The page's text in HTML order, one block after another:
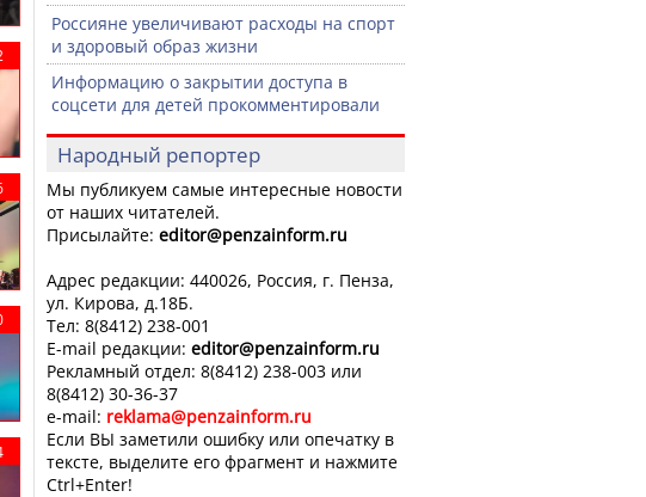
Россияне увеличивают расходы на спорт
и здоровый образ жизни
Информацию о закрытии доступа в
соцсети для детей прокомментировали
Народный репортер
Мы публикуем самые интересные новости
от наших читателей.
Присылайте: editor@penzainform.ru
Адрес редакции: 440026, Россия, г. Пенза,
ул. Кирова, д.18Б.
Тел: 8(8412) 238-001
E-mail редакции: editor@penzainform.ru
Рекламный отдел: 8(8412) 238-003 или
8(8412) 30-36-37
e-mail: reklama@penzainform.ru
Если ВЫ заметили ошибку или опечатку в
тексте, выделите его фрагмент и нажмите
Ctrl+Enter!